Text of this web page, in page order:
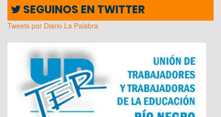
SEGUINOS EN TWITTER
Tweets por Diario La Palabra